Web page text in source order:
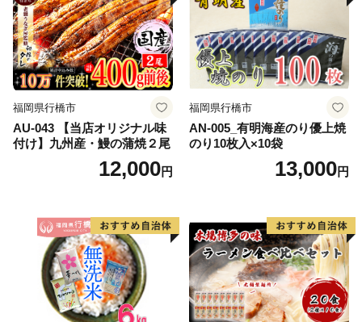
福岡県行橋市
AU-043 【当店オリジナル味
付け】九州産・鰻の蒲焼２尾
12,000円
福岡県行橋市
AN-005_有明海産のり優上焼
のり10枚入×10袋
13,000円